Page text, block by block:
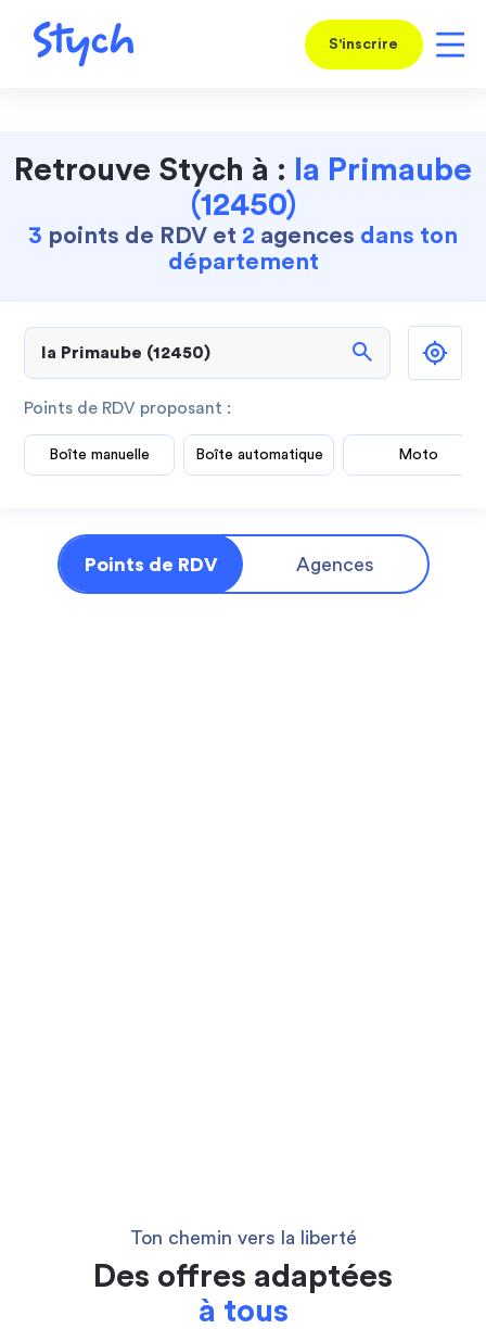
S'inscrire
Retrouve Stych à : la Primaube
(12450)
3 points de RDV et 2 agences dans ton
département
search
Points de RDV proposant :
Boîte manuelle Boîte automatique Moto
Points de RDV Agences
Ton chemin vers la liberté
Des offres adaptées
à tous